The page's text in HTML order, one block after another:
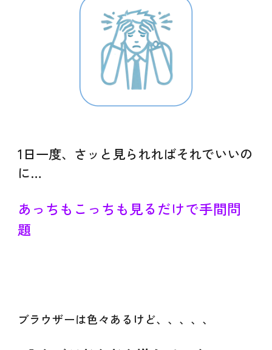
1日一度、さッと見られればそれでいいの
に…
あっちもこっちも見るだけで手間問
題
ブラウザーは色々あるけど、、、、、